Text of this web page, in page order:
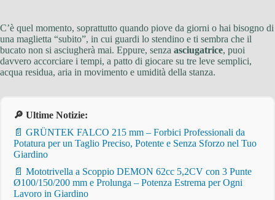
C’è quel momento, soprattutto quando piove da giorni o hai bisogno di
una maglietta “subito”, in cui guardi lo stendino e ti sembra che il
bucato non si asciugherà mai. Eppure, senza asciugatrice, puoi
davvero accorciare i tempi, a patto di giocare su tre leve semplici,
acqua residua, aria in movimento e umidità della stanza.
🔎 Ultime Notizie:
📄 GRÜNTEK FALCO 215 mm – Forbici Professionali da
Potatura per un Taglio Preciso, Potente e Senza Sforzo nel Tuo
Giardino
📄 Mototrivella a Scoppio DEMON 62cc 5,2CV con 3 Punte
Ø100/150/200 mm e Prolunga – Potenza Estrema per Ogni
Lavoro in Giardino